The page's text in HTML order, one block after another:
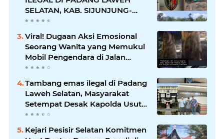
SELATAN, KAB. SIJUNJUNG-
SUMBAR SEMAKIN
MERAJALELA
Viral! Dugaan Aksi Emosional
Seorang Wanita yang Memukul
Mobil Pengendara di Jalan
Khatib Sulaiman
Tambang emas ilegal di Padang
Laweh Selatan, Masyarakat
Setempat Desak Kapolda Usut
Tuntas
Kejari Pesisir Selatan Komitmen